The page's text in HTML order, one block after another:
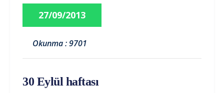
27/09/2013
Okunma : 9701
30 Eylül haftası